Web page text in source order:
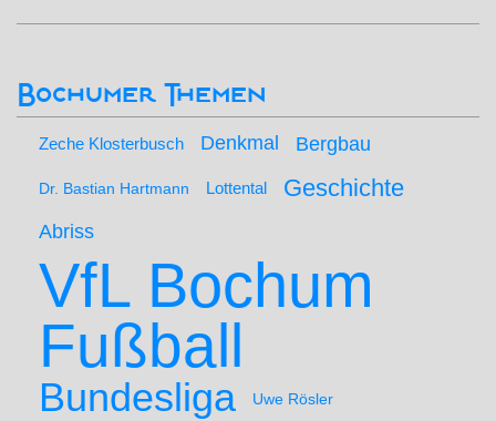
Bochumer Themen
Zeche Klosterbusch Denkmal Bergbau
Dr. Bastian Hartmann Lottental Geschichte
Abriss
VfL Bochum
Fußball
Bundesliga Uwe Rösler